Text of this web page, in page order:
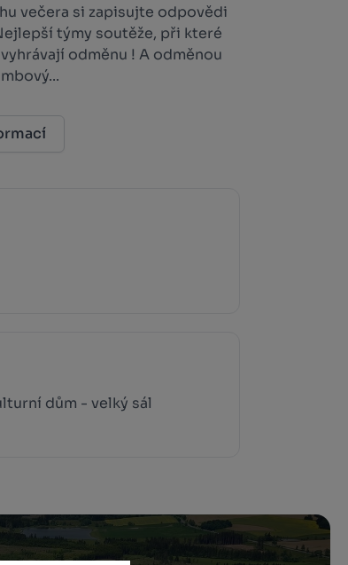
večera si zapisujte odpovědi
týmy soutěže, při které
odměnu ! A odměnou
dům - velký sál